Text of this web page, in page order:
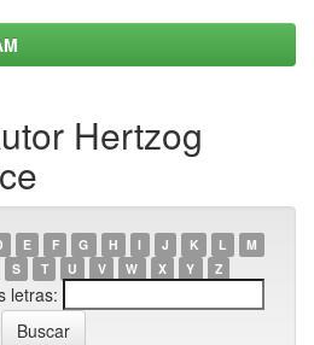
Hertzog
E F G H I J K L
M
S T U V W X Y Z
letras: